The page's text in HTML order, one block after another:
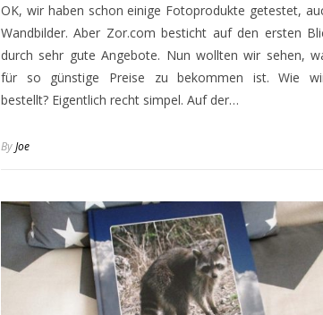
OK, wir haben schon einige Fotoprodukte getestet,
Wandbilder. Aber Zor.com besticht auf den ersten
durch sehr gute Angebote. Nun wollten wir sehen,
für so günstige Preise zu bekommen ist. Wie
bestellt? Eigentlich recht simpel. Auf der…
ByJoe